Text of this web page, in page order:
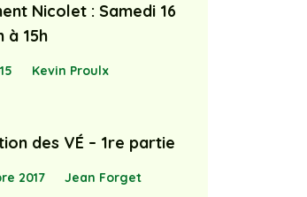
Nicolet : Samedi 16
à 15h
Kevin Proulx
des VÉ – 1re partie
2017 Jean Forget